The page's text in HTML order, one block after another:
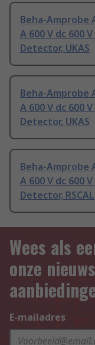
Beha-Amprobe
A 600 V dc 600
Detector, UKAS
Beha-Amprobe
A 600 V dc 600
Detector, UKAS
Beha-Amprobe
A 600 V dc 600
Detector, RSCAL
Wees als
onze
E-mailadres